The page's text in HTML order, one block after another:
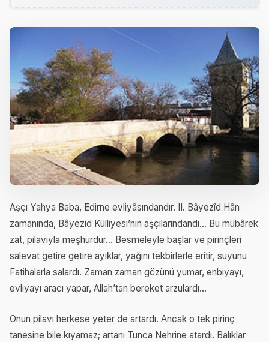
Aşçı Yahya Baba, Edirne evliyâsındandır. II. Bâyezîd Hân
zamanında, Bâyezid Külliyesi’nin aşçılarındandı... Bu mübârek
zat, pilavıyla meşhurdur... Besmeleyle başlar ve pirinçleri
salevat getire getire ayıklar, yağını tekbirlerle eritir, suyunu
Fatihalarla salardı. Zaman zaman gözünü yumar, enbiyayı,
evliyayı aracı yapar, Allah’tan bereket arzulardı...
Onun pilavı herkese yeter de artardı. Ancak o tek pirinç
tanesine bile kıyamaz; artanı Tunca Nehrine atardı. Balıklar